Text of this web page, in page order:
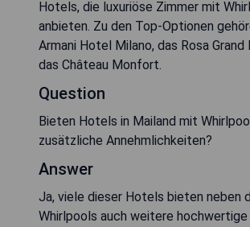
Hotels, die luxuriöse Zimmer mit
anbieten. Zu den Top-Optionen
Armani Hotel Milano, das Rosa Grand
das Château Monfort.
Question
Bieten Hotels in Mailand mit
zusätzliche Annehmlichkeiten?
Answer
Ja, viele dieser Hotels bieten neben
Whirlpools auch weitere hochwertige